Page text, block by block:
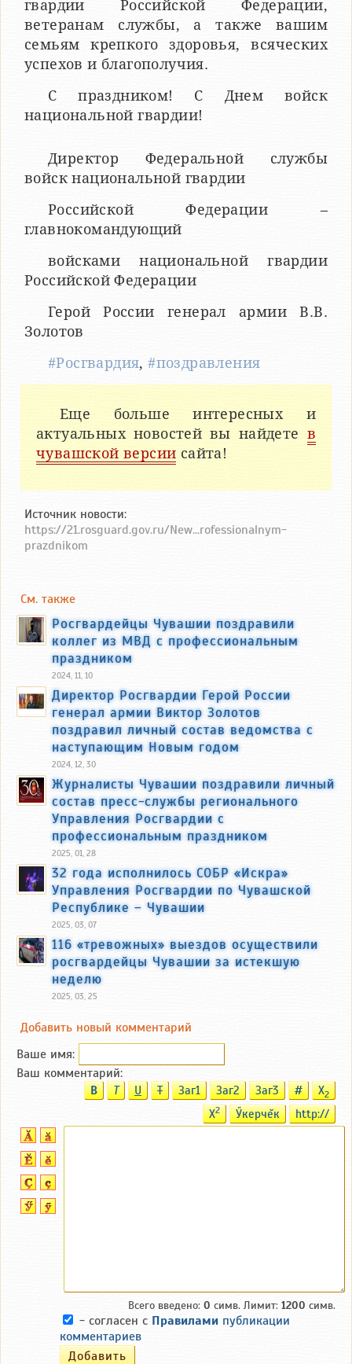
гвардии Российской Федерации,
ветеранам службы, а также вашим
семьям крепкого здоровья, всяческих
успехов и благополучия.
С праздником! С Днем войск
национальной гвардии!
Директор Федеральной службы
войск национальной гвардии
Российской Федерации –
главнокомандующий
войсками национальной гвардии
Российской Федерации
Герой России генерал армии В.В.
Золотов
#Росгвардия,#поздравления
Еще больше интересных и
актуальных новостей вы найдете в
чувашской версии сайта!
Источник новости:
https://21.rosguard.gov.ru/New...rofessionalnym-
prazdnikom
См. также
Росгвардейцы Чувашии поздравили
коллег из МВД с профессиональным
праздником
2024, 11, 10
Директор Росгвардии Герой России
генерал армии Виктор Золотов
поздравил личный состав ведомства с
наступающим Новым годом
2024, 12, 30
Журналисты Чувашии поздравили личный
состав пресс-службы регионального
Управления Росгвардии с
профессиональным праздником
2025, 01, 28
32 года исполнилось СОБР «Искра»
Управления Росгвардии по Чувашской
Республике – Чувашии
2025, 03, 07
116 «тревожных» выездов осуществили
росгвардейцы Чувашии за истекшую
неделю
2025, 03, 25
Добавить новый комментарий
Ваше имя:
Ваш комментарий:
B T U T Заг1 Заг2 Заг3 # X2
X2 Ӳкерчĕк http://
Всего введено: 0 симв. Лимит: 1200 симв.
- согласен с Правилами публикации
комментариев